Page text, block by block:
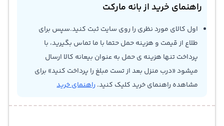
راهنمای خرید از بانه مارکت
اول کالای مورد نظری را روی سایت ثبت کنید.سپس برای
طلاع از قیمت و هزینه حمل حتما با ما تماس بگیرید، با
پرداخت تنها هزینه ی حمل به عنوان بیعانه کالا ارسال
میشود «درب منزل بعد از تست مبلغ را پرداخت کنید» برای
مشاهده راهنمای خرید کلیک کنید. راهنمای خرید